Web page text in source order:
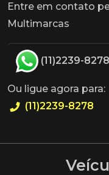
Entre em contato
Multimarcas
(11)2239-8278
Ou ligue agora para:
(11)2239-8278